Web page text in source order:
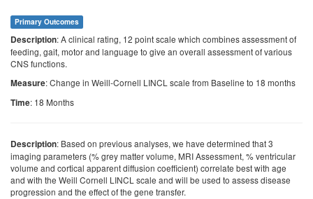
Primary Outcomes
Description: A clinical rating, 12 point scale which combines assessment of
feeding, gait, motor and language to give an overall assessment of various
CNS functions.
Measure: Change in Weill-Cornell LINCL scale from Baseline to 18 months
Time: 18 Months
Description: Based on previous analyses, we have determined that 3
imaging parameters (% grey matter volume, MRI Assessment, % ventricular
volume and cortical apparent diffusion coefficient) correlate best with age
and with the Weill Cornell LINCL scale and will be used to assess disease
progression and the effect of the gene transfer.